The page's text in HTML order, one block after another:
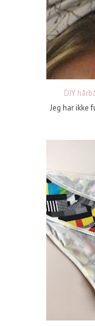
DIY
Jeg har ikke